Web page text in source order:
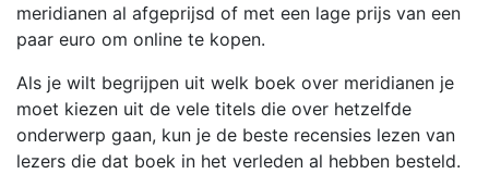
meridianen al afgeprijsd of met een lage prijs van een
paar euro om online te kopen.
Als je wilt begrijpen uit welk boek over meridianen je
moet kiezen uit de vele titels die over hetzelfde
onderwerp gaan, kun je de beste recensies lezen van
lezers die dat boek in het verleden al hebben besteld.